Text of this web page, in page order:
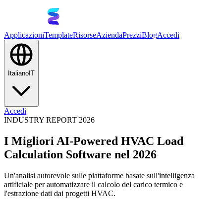
ApplicazioniTemplateRisorseAziendaPrezziBlogAccedi
Italiano IT
Accedi
INDUSTRY REPORT 2026
I Migliori AI-Powered HVAC Load
Calculation Software nel 2026
Un'analisi autorevole sulle piattaforme basate sull'intelligenza
artificiale per automatizzare il calcolo del carico termico e
l'estrazione dati dai progetti HVAC.